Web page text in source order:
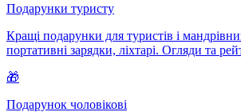
Подарунки туристу
Кращі подарунки для туристів і
портативні зарядки, ліхтарі. Огляди та
🎁
Подарунок чоловікові